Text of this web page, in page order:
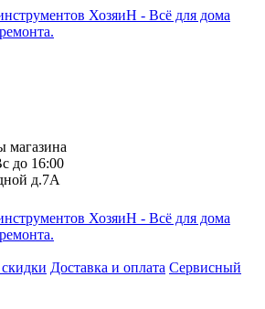
магазина
до 16:00
д.7А
Доставка и оплата Сервисный